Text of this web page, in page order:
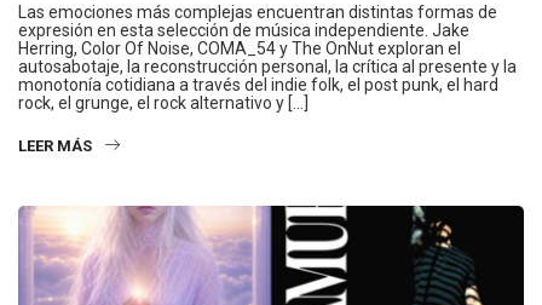
Las emociones más complejas encuentran distintas formas de
expresión en esta selección de música independiente. Jake
Herring, Color Of Noise, COMA_54 y The OnNut exploran el
autosabotaje, la reconstrucción personal, la crítica al presente y la
monotonía cotidiana a través del indie folk, el post punk, el hard
rock, el grunge, el rock alternativo y […]
LEER MÁS